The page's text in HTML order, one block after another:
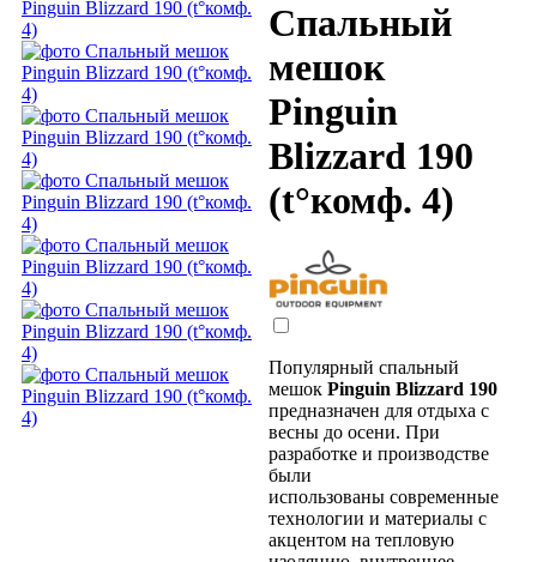
Спальный
мешок
Pinguin
Blizzard 190
(t°комф. 4)
Популярный спальный
мешок Pinguin Blizzard 190
предназначен для отдыха с
весны до осени. При
разработке и производстве
были
использованы современные
технологии и материалы с
акцентом на тепловую